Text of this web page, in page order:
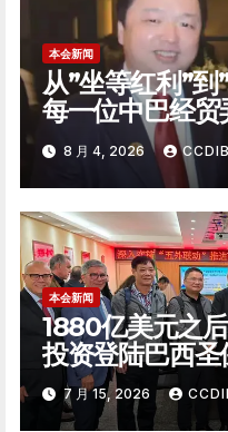
本会新闻
从”坐等红利”
每一位中巴经贸
8 月 4, 2026
本会新闻
1880亿美元之
投资登陆巴西圣
7 月 15, 2026